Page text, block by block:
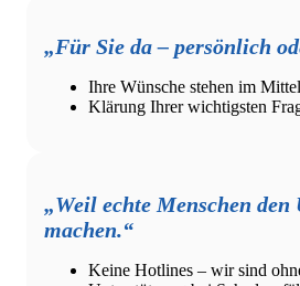
„Für Sie da – persönlich
Ihre Wünsche stehen im
Klärung Ihrer wichtigsten
„Weil echte Menschen den
machen.“
Keine Hotlines – wir sind